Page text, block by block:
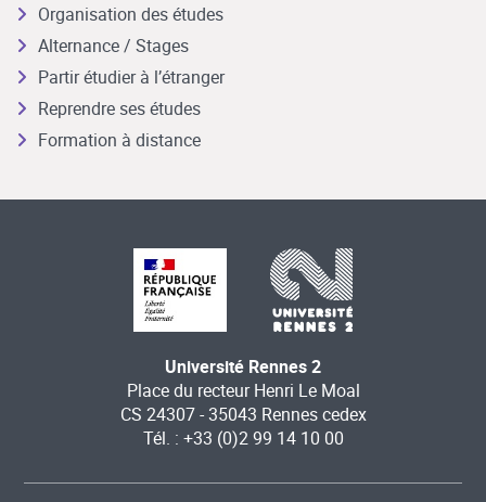
Organisation des études
Alternance / Stages
Partir étudier à l’étranger
Reprendre ses études
Formation à distance
Université Rennes 2
Place du recteur Henri Le Moal
CS 24307 - 35043 Rennes cedex
Tél. : +33 (0)2 99 14 10 00